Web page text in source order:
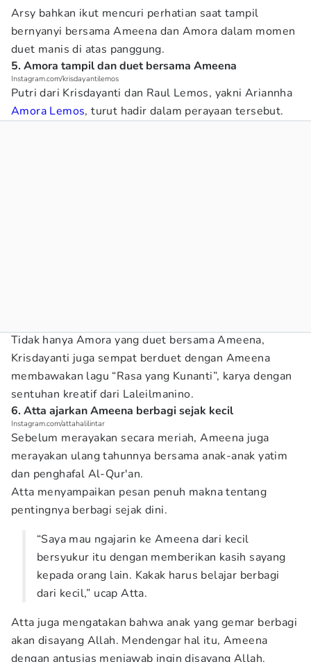
Arsy bahkan ikut mencuri perhatian saat tampil
bernyanyi bersama Ameena dan Amora dalam momen
duet manis di atas panggung.
5. Amora tampil dan duet bersama Ameena
Instagram.com/krisdayantilemos
Putri dari Krisdayanti dan Raul Lemos, yakni Ariannha
Amora Lemos, turut hadir dalam perayaan tersebut.
Tidak hanya Amora yang duet bersama Ameena,
Krisdayanti juga sempat berduet dengan Ameena
membawakan lagu “Rasa yang Kunanti”, karya dengan
sentuhan kreatif dari Laleilmanino.
6. Atta ajarkan Ameena berbagi sejak kecil
Instagram.com/attahalilintar
Sebelum merayakan secara meriah, Ameena juga
merayakan ulang tahunnya bersama anak-anak yatim
dan penghafal Al-Qur'an.
Atta menyampaikan pesan penuh makna tentang
pentingnya berbagi sejak dini.
“Saya mau ngajarin ke Ameena dari kecil
bersyukur itu dengan memberikan kasih sayang
kepada orang lain. Kakak harus belajar berbagi
dari kecil,” ucap Atta.
Atta juga mengatakan bahwa anak yang gemar berbagi
akan disayang Allah. Mendengar hal itu, Ameena
dengan antusias menjawab ingin disayang Allah.